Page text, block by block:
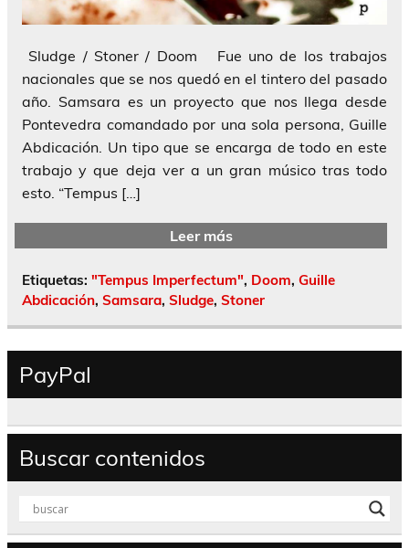
Sludge / Stoner / Doom Fue uno de los trabajos
nacionales que se nos quedó en el tintero del pasado
año. Samsara es un proyecto que nos llega desde
Pontevedra comandado por una sola persona, Guille
Abdicación. Un tipo que se encarga de todo en este
trabajo y que deja ver a un gran músico tras todo
esto. “Tempus […]
Leer más
Etiquetas: "Tempus Imperfectum", Doom, Guille
Abdicación, Samsara, Sludge, Stoner
PayPal
Buscar contenidos